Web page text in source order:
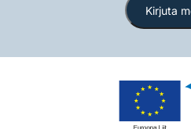
Kirjuta